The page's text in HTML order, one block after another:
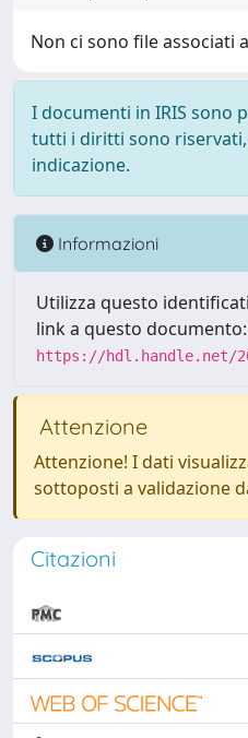
Non ci sono file associati
I documenti in IRIS sono
tutti i diritti sono riservati,
indicazione.
Informazioni
Utilizza questo
link a questo documento:
https://hdl.handle.net/
Attenzione
Attenzione! I dati
sottoposti a validazione
Citazioni